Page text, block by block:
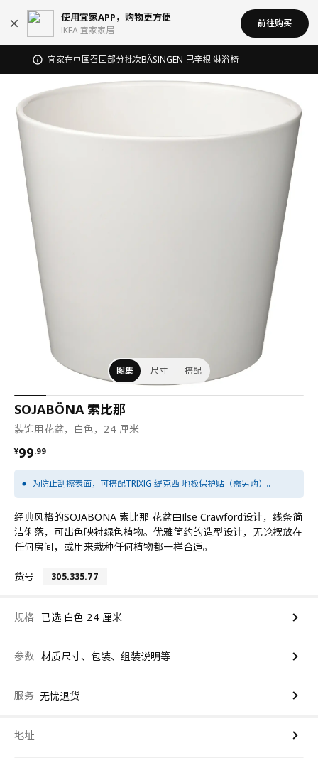
使用宜家APP，购物更方便
IKEA 宜家家居
前往购买
无锡商场发票事宜沟通
图集 尺寸 搭配
SOJABÖNA 索比那
装饰用花盆，白色，24 厘米
¥99.99
¥ 99.99
为防止刮擦表面，可搭配TRIXIG 缇克西 地板保护贴（需另购）。
经典风格的SOJABÖNA 索比那 花盆由Ilse Crawford设计，线条简
洁俐落，可出色映衬绿色植物。优雅简约的造型设计，无论摆放在
任何房间，或用来栽种任何植物都一样合适。
货号 305.335.77
规格 已选 白色 24 厘米
参数 材质尺寸、包装、组装说明等
服务 无忧退货
地址